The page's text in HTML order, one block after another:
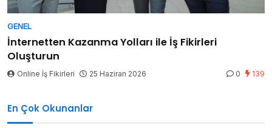
GENEL
İnternetten Kazanma Yolları ile İş Fikirleri
Oluşturun
Online İş Fikirleri 25 Haziran 2026 0 139
En Çok Okunanlar